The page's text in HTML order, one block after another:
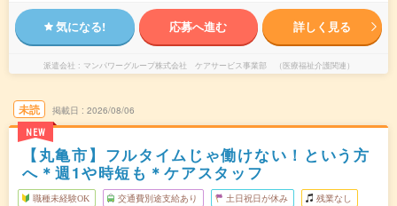
気になる! 応募へ進む 詳しく見る
派遣会社 マンパワーグループ株式会社 ケアサービス事業部 （医療福祉介護関連）
未読
NEW
掲載日 2026/08/06
【丸亀市】フルタイムじゃ働けない！という方
へ＊週1や時短も＊ケアスタッフ
職種未経験OK 交通費別途支給あり 土日祝日が休み 残業なし